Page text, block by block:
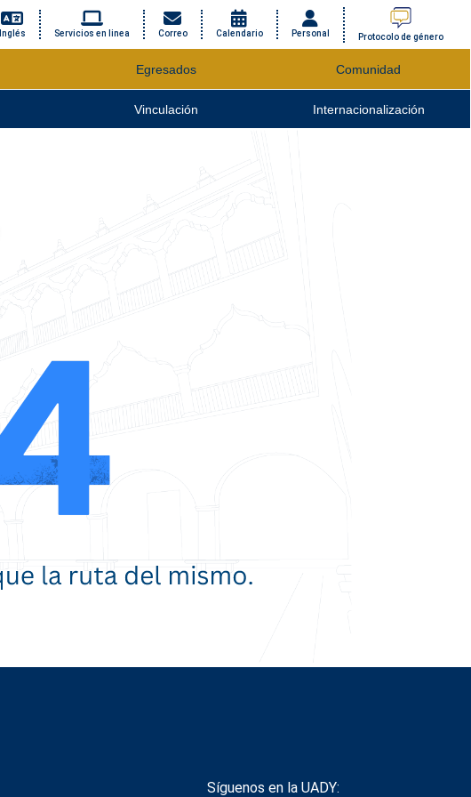
Inglés Servicios en linea Correo Calendario Personal Protocolo de género
Egresados Comunidad
Vinculación Internacionalización
Síguenos en la UADY: